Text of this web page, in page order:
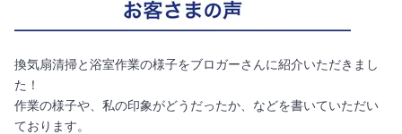
換気扇清掃と浴室作業の様子をブロガーさんに紹介いただきまし
た！
作業の様子や、私の印象がどうだったか、などを書いていただい
ております。